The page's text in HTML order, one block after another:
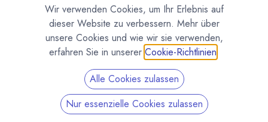
Wir verwenden Cookies, um Ihr Erlebnis auf
dieser Website zu verbessern. Mehr über
unsere Cookies und wie wir sie verwenden,
erfahren Sie in unserer Cookie-Richtlinien
Alle Cookies zulassen
Nur essenzielle Cookies zulassen